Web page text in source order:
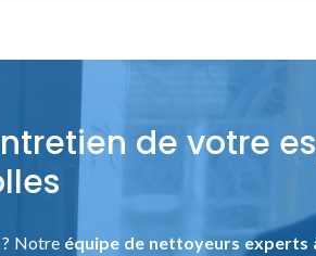
de votre
Notre équipe de nettoyeurs experts